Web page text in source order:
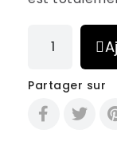
Partager sur